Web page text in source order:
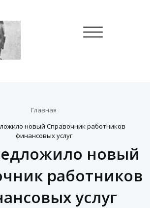
Toggle
navigation
Главная
новый Справочник работников
финансовых услуг
новый
работников
услуг